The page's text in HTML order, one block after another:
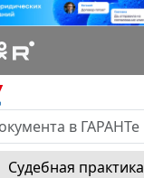
Судебная практика